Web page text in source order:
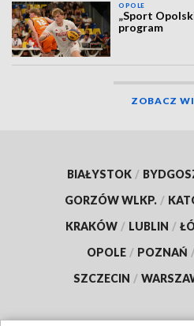
OPOLE
„Sport
program
ZOBACZ
BIAŁYSTOK /
GORZÓW WLKP. /
KRAKÓW / LUBLIN /
OPOLE / POZNAŃ
SZCZECIN /